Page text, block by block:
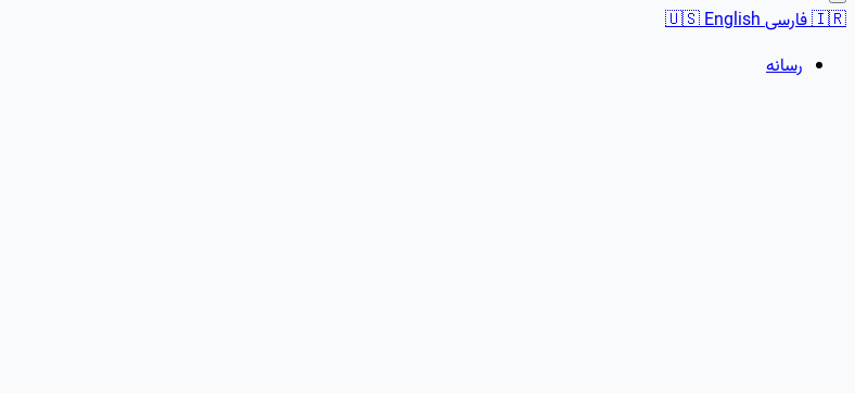
🇮🇷فارسی 🇺🇸English
رسانه